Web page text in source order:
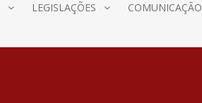
LEGISLAÇÕES COMUNICAÇÃO